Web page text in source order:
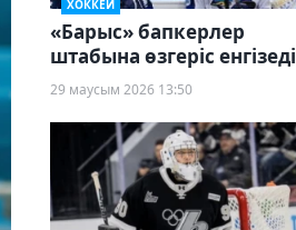
ХОККЕЙ
«Барыс» бапкерлер
штабына өзгеріс енгізеді
29 маусым 2026 13:50